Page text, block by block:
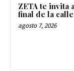
ZETA te invita
final de la calle
agosto 7, 2026